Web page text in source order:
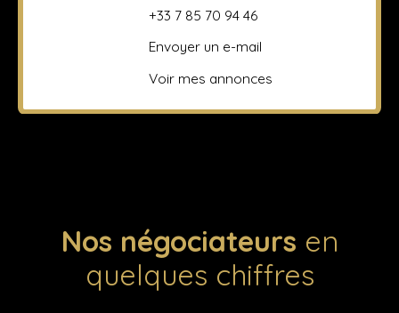
+33 7 85 70 94 46
Envoyer un e-mail
Voir mes annonces
Nos négociateurs en
quelques chiffres